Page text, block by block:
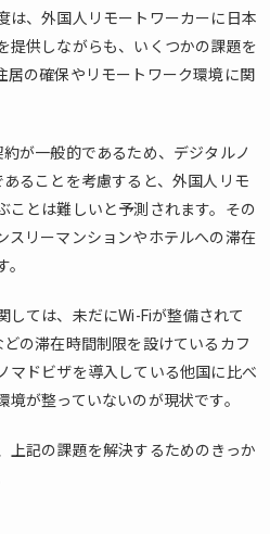
は、外国人リモートワーカーに日本
提供しながらも、いくつかの課題を
居の確保やリモートワーク環境に関
が一般的であるため、デジタルノ
ることを考慮すると、外国人リモ
ことは難しいと予測されます。その
スリーマンションやホテルへの滞在
しては、未だにWi-Fiが整備されて
の滞在時間制限を設けているカフ
マドビザを導入している他国に比べ
が整っていないのが現状です。
上記の課題を解決するためのきっか